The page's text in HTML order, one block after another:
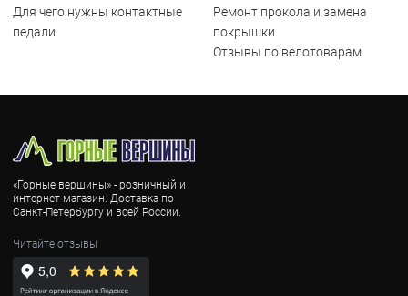
Для чего нужны контактные
педали
Ремонт прокола и замена
покрышки
Отзывы по велотоварам
«Горные вершины» - розничный и
интернет-магазин. Доставка по
Санкт-Петербургу и всей России.
Читайте отзывы